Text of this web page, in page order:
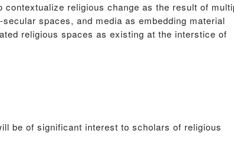
religious change as the result of
spaces, and media as embedding material
religious spaces as existing at the interstice of
be of significant interest to scholars of religious